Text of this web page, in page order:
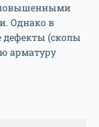
повышенными
Однако в
(сколы
арматуру